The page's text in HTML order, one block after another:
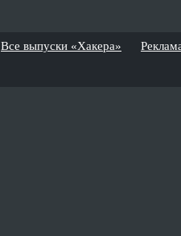
Все выпуски «Хакера»